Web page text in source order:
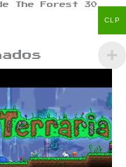
The Forest 30
CLP